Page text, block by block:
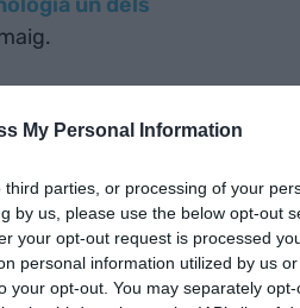
My Personal Information
parties, or processing of your
by us, please use the below opt-out
your opt-out request is processed
personal information utilized by us
your opt-out. You may separately
un dels
comparem diversos
especialment quan es
encara està molt poc
majoria funcionen amb
deTechtiva ,Marc
específics per a la
costos de la